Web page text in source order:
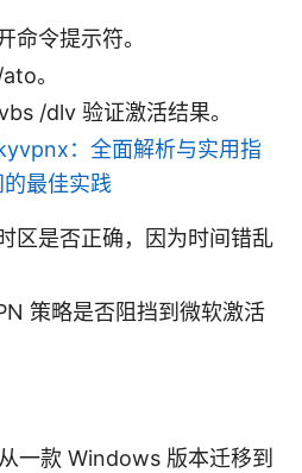
命令提示符。
。
/dlv 验证激活结果。
：全面解析与实用指
最佳实践
区是否正确，因为时间错乱
策略是否阻挡到微软激活
一款 Windows 版本迁移到